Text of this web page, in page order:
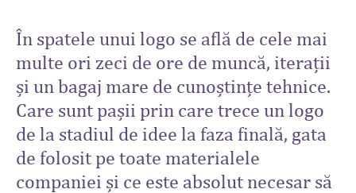
În spatele unui logo se află de cele mai
multe ori zeci de ore de muncă, iterații
și un bagaj mare de cunoștințe tehnice.
Care sunt pașii prin care trece un logo
de la stadiul de idee la faza finală, gata
de folosit pe toate materialele
companiei și ce este absolut necesar să